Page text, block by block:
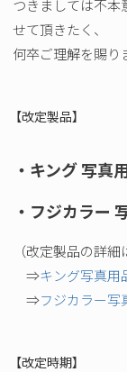
つきましては不本
せて頂きたく、
何卒ご理解を賜り
【改定製品】
・キング 写真
・フジカラー
（改定製品の詳
⇒キング写真用
⇒フジカラー
【改定時期】